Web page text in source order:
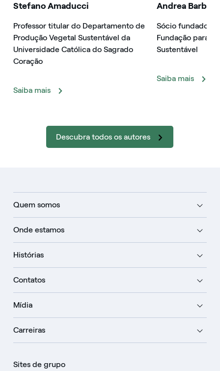
Stefano Amaducci
Professor titular do Departamento de
Produção Vegetal Sustentável da
Universidade Católica do Sagrado
Coração
Saiba mais
Andrea
Sócio fundador
Fundação para o
Sustentável
Saiba mais
Descubra todos os autores
Quem somos
Onde estamos
Histórias
Contatos
Mídia
Carreiras
Sites de grupo